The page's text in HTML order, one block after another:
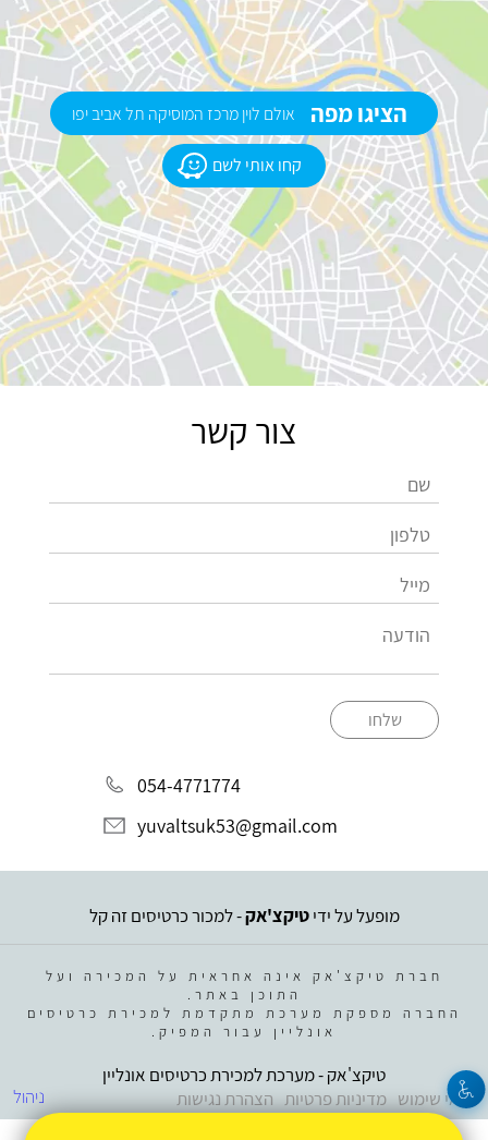
קחו אותי לשם
הציגו מפה אולם לוין מרכז המוסיקה תל אביב יפו
צור קשר
שלחו
054-4771774
yuvaltsuk53@gmail.com
מופעל על ידיטיקצ'אק- למכור כרטיסים זה קל
חברת טיקצ'אק אינה אחראית על המכירה ועל
התוכן באתר.
החברה מספקת מערכת מתקדמת למכירת כרטיסים
אונליין עבור המפיק.
ניהול
טיקצ'אק - מערכת למכירת כרטיסים אונליין
תנאי שימוש מדיניות פרטיות הצהרת נגישות